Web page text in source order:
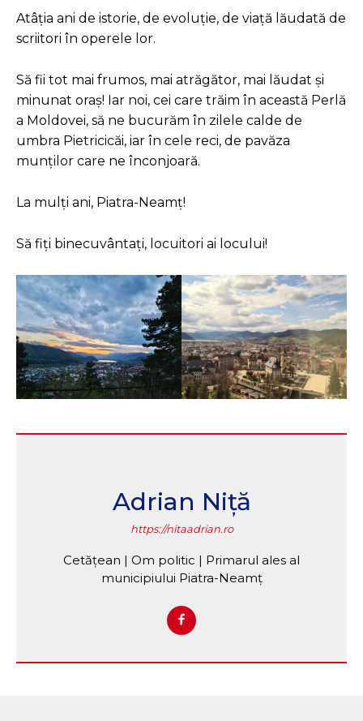
Atâția ani de istorie, de evoluție, de viață lăudată de
scriitori în operele lor.
Să fii tot mai frumos, mai atrăgător, mai lăudat și
minunat oraș! Iar noi, cei care trăim în această Perlă
a Moldovei, să ne bucurăm în zilele calde de
umbra Pietricicăi, iar în cele reci, de pavăza
munților care ne înconjoară.
La mulți ani, Piatra-Neamț!
Să fiți binecuvântați, locuitori ai locului!
Adrian Niță
https://nitaadrian.ro
Cetățean | Om politic | Primarul ales al
municipiului Piatra-Neamț